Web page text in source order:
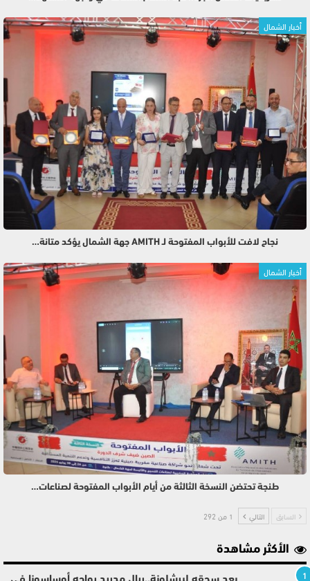
أخبار الشمال
نجاح لافت للأبواب المفتوحة لـ AMITH جهة الشمال يؤكد متانة…
أخبار الشمال
طنجة تحتضن النسخة الثالثة من أيام الأبواب المفتوحة لصناعات…
السابق التالي 1 من 292
الأكثر مشاهدة
1